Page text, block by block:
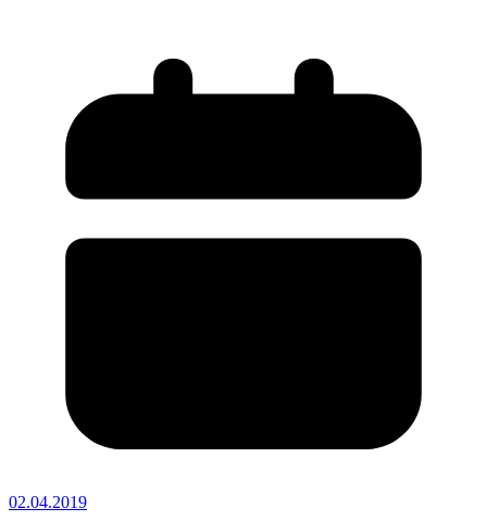
02.04.2019